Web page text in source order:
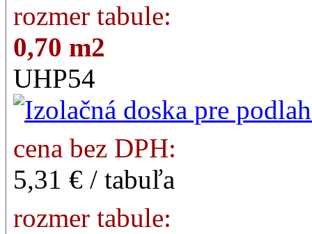
rozmer tabule:
0,70 m2
UHP54
cena bez DPH:
5,31 € / tabuľa
rozmer tabule: